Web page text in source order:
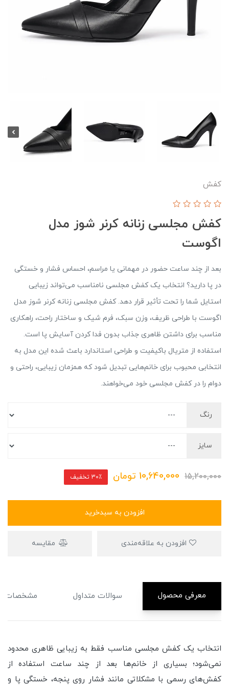
کفش
کفش مجلسی زنانه کرنر شوز مدل
اگوست
بعد از چند ساعت حضور در مهمانی یا مراسم، احساس فشار و خستگی
در پا دارید؟ انتخاب یک کفش مجلسی نامناسب می‌تواند زیبایی
استایل شما را تحت تأثیر قرار دهد. کفش مجلسی زنانه کرنر شوز مدل
اگوست با طراحی ظریف، وزن سبک، فرم شیک و ساختار راحت، راهکاری
مناسب برای داشتن ظاهری جذاب بدون فدا کردن آسایش پا است.
استفاده از متریال باکیفیت و طراحی استاندارد باعث شده این مدل به
انتخابی محبوب برای خانم‌هایی تبدیل شود که همزمان زیبایی، راحتی و
دوام را در کفش مجلسی خود می‌خواهند.
رنگ
سایز
15,200,000
10,640,000 تومان 30٪ تخفیف
افزودن به سبدخرید
مقایسه
معرفی محصول سوالات متداول مشخصات
انتخاب یک کفش مجلسی مناسب فقط به زیبایی ظاهری محدود
نمی‌شود؛ بسیاری از خانم‌ها بعد از چند ساعت استفاده از
کفش‌های رسمی با مشکلاتی مانند فشار روی پنجه، خستگی پا و